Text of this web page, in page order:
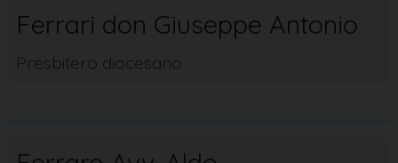
Ferrari don Giuseppe Antonio
Presbitero diocesano